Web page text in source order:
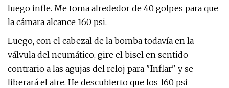
luego infle. Me toma alrededor de 40 golpes para que
la cámara alcance 160 psi.
Luego, con el cabezal de la bomba todavía en la
válvula del neumático, gire el bisel en sentido
contrario a las agujas del reloj para "Inflar" y se
liberará el aire. He descubierto que los 160 psi